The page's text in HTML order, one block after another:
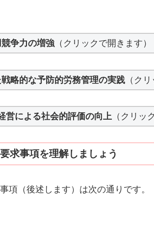
争力の増強 （クリックで開きます）
略的な予防的労務管理の実践 （ク
営による社会的評価の向上 （クリッ
求事項を理解しましょう
項（後述します）は次の通りです。